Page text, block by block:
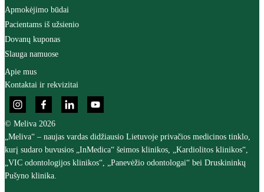
Apmokėjimo būdai
Pacientams iš užsienio
Dovanų kuponas
Slauga namuose
Apie mus
Kontaktai ir rekvizitai
© Meliva 2026
„Meliva“ – naujas vardas didžiausio Lietuvoje privačios medicinos tinklo,
kurį sudaro buvusios „InMedica“ šeimos klinikos, „Kardiolitos klinikos“,
„VIC odontologijos klinikos“, „Panevėžio odontologai“ bei Druskininkų
Pušyno klinika.